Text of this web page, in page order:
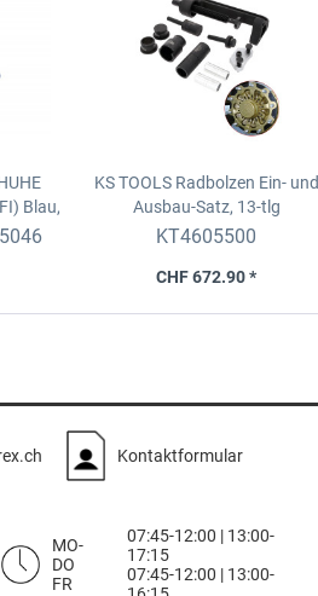
Blau,
KS TOOLS Radbolzen Ein- und
Ausbau-Satz, 13-tlg
KT4605500
CHF 672.90 *
Kontaktformular
MO-
DO
FR
07:45-12:00 | 13:00-
17:15
07:45-12:00 | 13:00-